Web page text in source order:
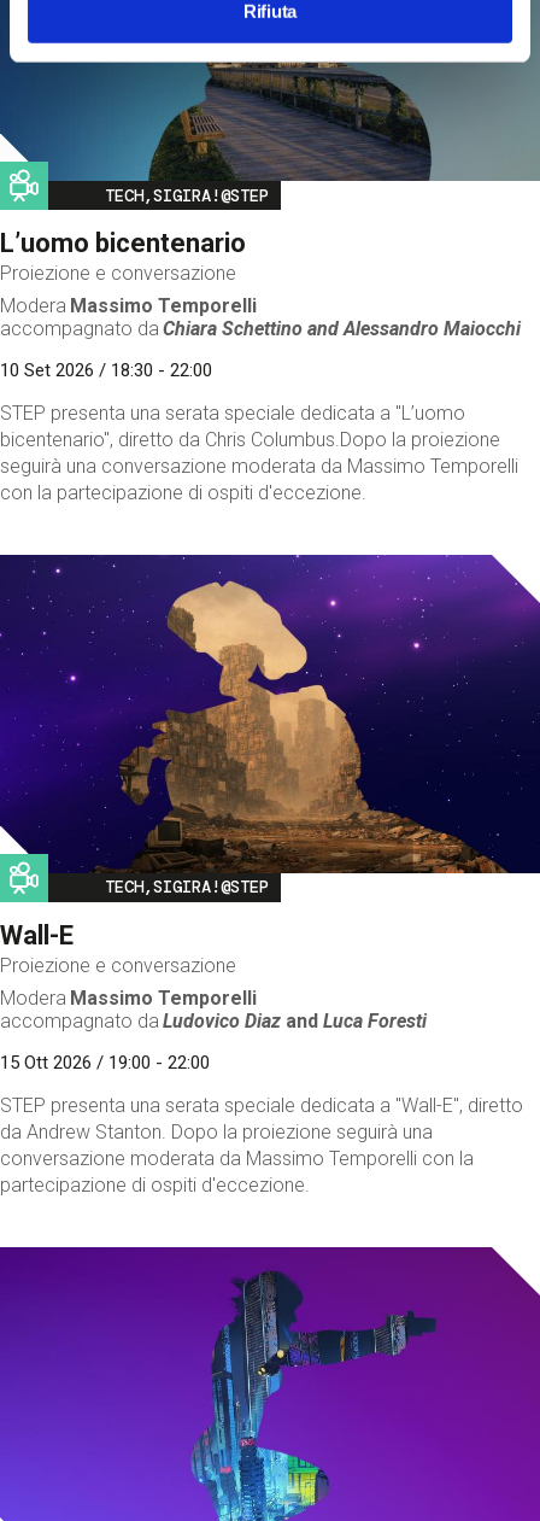
Rifiuta
Image
TECH,SIGIRA!@STEP
L’uomo bicentenario
Proiezione e conversazione
Modera Massimo Temporelli
accompagnato da Chiara Schettino andAlessandro Maiocchi
10 Set 2026 / 18:30 - 22:00
STEP presenta una serata speciale dedicata a "L’uomo
bicentenario", diretto da Chris Columbus.Dopo la proiezione
seguirà una conversazione moderata da Massimo Temporelli
con la partecipazione di ospiti d'eccezione.
Image
TECH,SIGIRA!@STEP
Wall-E
Proiezione e conversazione
Modera Massimo Temporelli
accompagnato da Ludovico Diaz andLuca Foresti
15 Ott 2026 / 19:00 - 22:00
STEP presenta una serata speciale dedicata a "Wall-E", diretto
da Andrew Stanton. Dopo la proiezione seguirà una
conversazione moderata da Massimo Temporelli con la
partecipazione di ospiti d'eccezione.